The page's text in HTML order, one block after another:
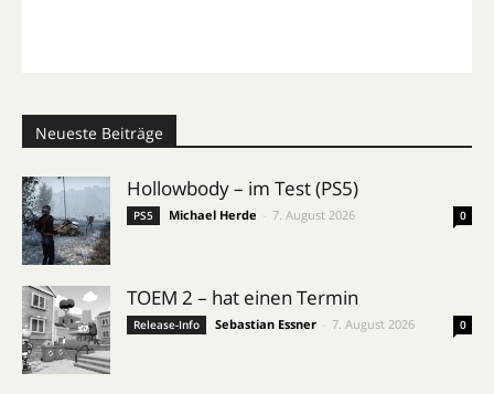
Neueste Beiträge
Hollowbody – im Test (PS5)
PS5 Michael Herde 7. August 2026 0
TOEM 2 – hat einen Termin
Release-Info Sebastian Essner 7. August 2026 0